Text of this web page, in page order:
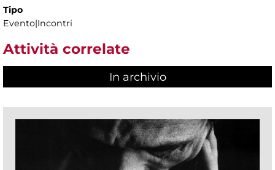
Tipo
Evento|Incontri
Attività correlate
In archivio